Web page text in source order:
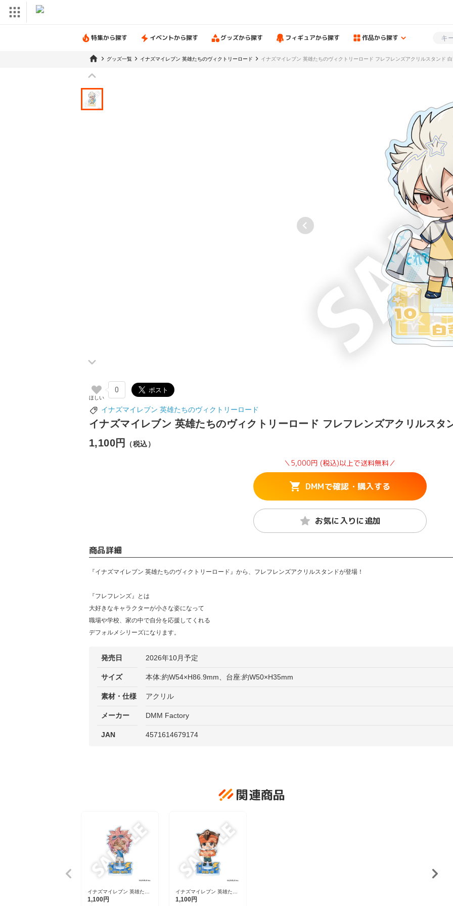
特集から探す イベントから探す グッズから探す フィギュアから探す 作品から探す
グッズ一覧 イナズマイレブン 英雄たちのヴィクトリーロード イナズマイレブン 英雄たちのヴィクトリーロード フレフレンズアクリルスタンド
0
イナズマイレブン 英雄たちのヴィクトリーロード
イナズマイレブン 英雄たちのヴィクトリーロード フレフレンズアクリルスタ
1,100円
（税込）
＼5,000円 (税込)以上で送料無料／
DMMで確認・購入する
お気に入りに追加
商品詳細
『イナズマイレブン 英雄たちのヴィクトリーロード』から、フレフレンズアクリルスタンドが登場！
『フレフレンズ』とは
大好きなキャラクターが小さな姿になって
職場や学校、家の中で自分を応援してくれる
デフォルメシリーズになります。
発売日 2026年10月予定
サイズ 本体:約W54×H86.9mm、台座:約W50×H35mm
素材・仕様 アクリル
メーカー DMM Factory
JAN 4571614679174
関連商品
イナズマイレブン 英雄たち
のヴィクトリーロード フレ
1,100円
イナズマイレブン 英雄たち
のヴィクトリーロード フレ
1,100円